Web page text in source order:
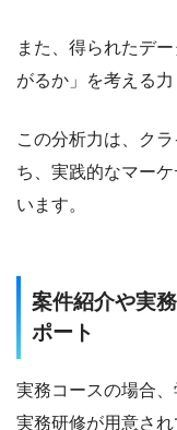
また、得られたデ
がるか」を考える力
この分析力は、ク
ち、実践的なマー
います。
案件紹介や実
ポート
実務コースの場合
実務研修が用意され